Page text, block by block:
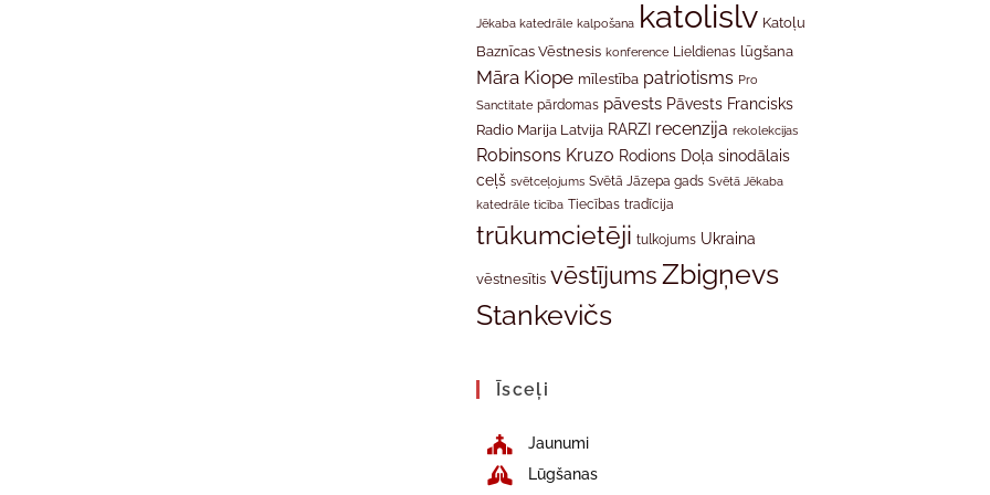
Jēkaba katedrāle kalpošana katolislv Katoļu
Baznīcas Vēstnesis konference Lieldienas lūgšana
Māra Kiope mīlestība patriotisms Pro
Sanctitate pārdomas pāvests Pāvests Francisks
Radio Marija Latvija RARZI recenzija rekolekcijas
Robinsons Kruzo Rodions Doļa sinodālais
ceļš svētceļojums Svētā Jāzepa gads Svētā Jēkaba
katedrāle ticība Tiecības tradīcija
trūkumcietēji tulkojums Ukraina
vēstnesītis vēstījumsZbigņevs
Stankevičs
Īsceļi
Jaunumi
Lūgšanas